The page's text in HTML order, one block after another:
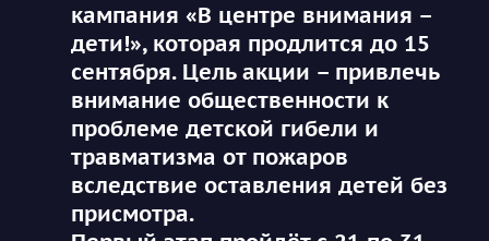
кампания «В центре внимания –
дети!», которая продлится до 15
сентября. Цель акции – привлечь
внимание общественности к
проблеме детской гибели и
травматизма от пожаров
вследствие оставления детей без
присмотра.